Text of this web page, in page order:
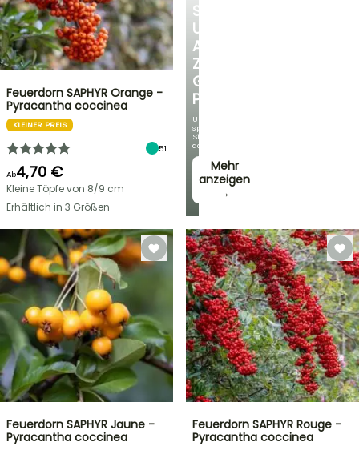
SIE
UNSERE
AUSWAHL
ZU
GÜNSTIGEN
PREISEN
Und
sparen
Sie
dabei!
Mehr
anzeigen
→
Feuerdorn SAPHYR Orange -
Pyracantha coccinea
KLEINER PREIS
51
Ab4,70 €
Kleine Töpfe von 8/9 cm
Erhältlich in 3 Größen
Feuerdorn SAPHYR Jaune -
Pyracantha coccinea
Feuerdorn SAPHYR Rouge -
Pyracantha coccinea